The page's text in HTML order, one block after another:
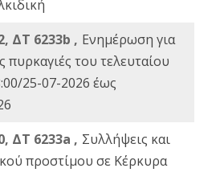
ΔΤ 6233b , Ενημέρωση για
πυρκαγιές του τελευταίου
25-07-2026 έως
ΔΤ 6233a , Συλλήψεις και
προστίμου σε Κέρκυρα